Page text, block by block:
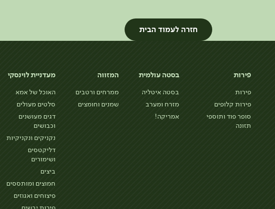
חזרה לעמוד הבית
פירות
פירות
פירות קלופים
סופר פוד ותוספי
תזונה
בסטה עולמית
בסטה איטליה
מזרח ומערב
אמריקה!
המזווה
ממרחים ורטבים
שמנים וחומצים
מעדניית לוינסקי
האוכל של אמא
סלטים מעולים
דגים מעושנים
וכבושים
נקניקים ונקניקיות
דליקטסים
ושימורים
ביצים
חמוצים ומותססים
פיצוחים ואגוזים